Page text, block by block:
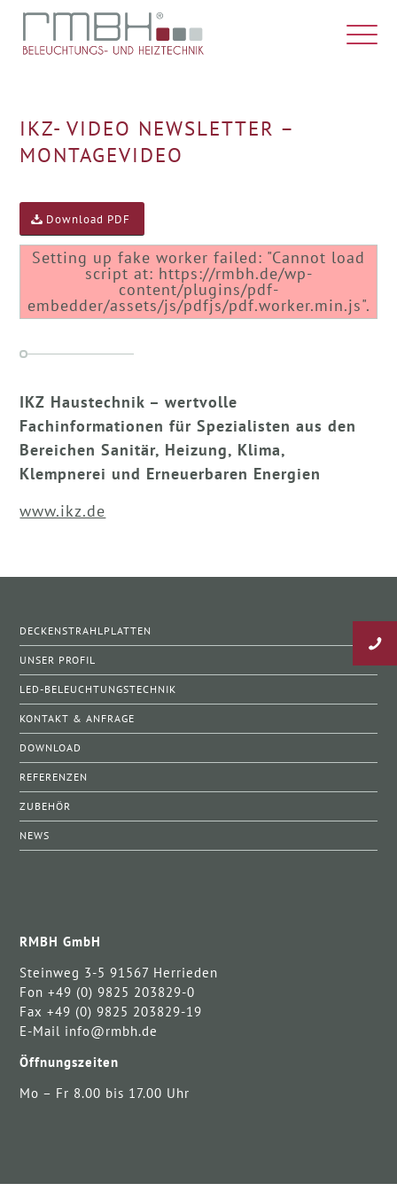
IKZ- VIDEO NEWSLETTER –
MONTAGEVIDEO
Download PDF
Setting up fake worker failed: "Cannot load
script at: https://rmbh.de/wp-
content/plugins/pdf-
embedder/assets/js/pdfjs/pdf.worker.min.js".
IKZ Haustechnik – wertvolle
Fachinformationen für Spezialisten aus den
Bereichen Sanitär, Heizung, Klima,
Klempnerei und Erneuerbaren Energien
www.ikz.de
DECKENSTRAHLPLATTEN
UNSER PROFIL
LED-BELEUCHTUNGSTECHNIK
KONTAKT & ANFRAGE
DOWNLOAD
REFERENZEN
ZUBEHÖR
NEWS
RMBH GmbH
Steinweg 3-5 91567 Herrieden
Fon +49 (0) 9825 203829-0
Fax +49 (0) 9825 203829-19
E-Mail info@rmbh.de
Öffnungszeiten
Mo – Fr 8.00 bis 17.00 Uhr